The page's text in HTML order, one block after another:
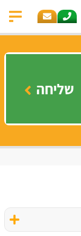
שליחה